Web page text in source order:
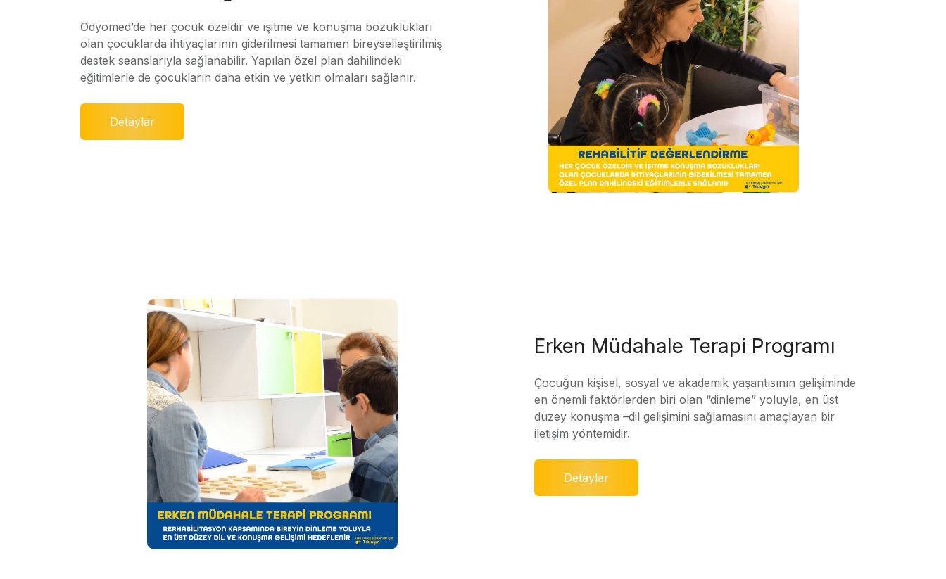
Odyomed’de her çocuk özeldir ve işitme ve konuşma bozuklukları
olan çocuklarda ihtiyaçlarının giderilmesi tamamen bireyselleştirilmiş
destek seanslarıyla sağlanabilir. Yapılan özel plan dahilindeki
eğitimlerle de çocukların daha etkin ve yetkin olmaları sağlanır.
Detaylar
Erken Müdahale Terapi Programı
Çocuğun kişisel, sosyal ve akademik yaşantısının gelişiminde
en önemli faktörlerden biri olan “dinleme” yoluyla, en üst
düzey konuşma –dil gelişimini sağlamasını amaçlayan bir
iletişim yöntemidir.
Detaylar